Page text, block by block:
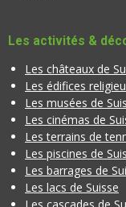
Les activités &
Les châteaux de
Les édifices
Les musées de
Les cinémas de
Les terrains de
Les piscines de
Les barrages de
Les lacs de Suisse